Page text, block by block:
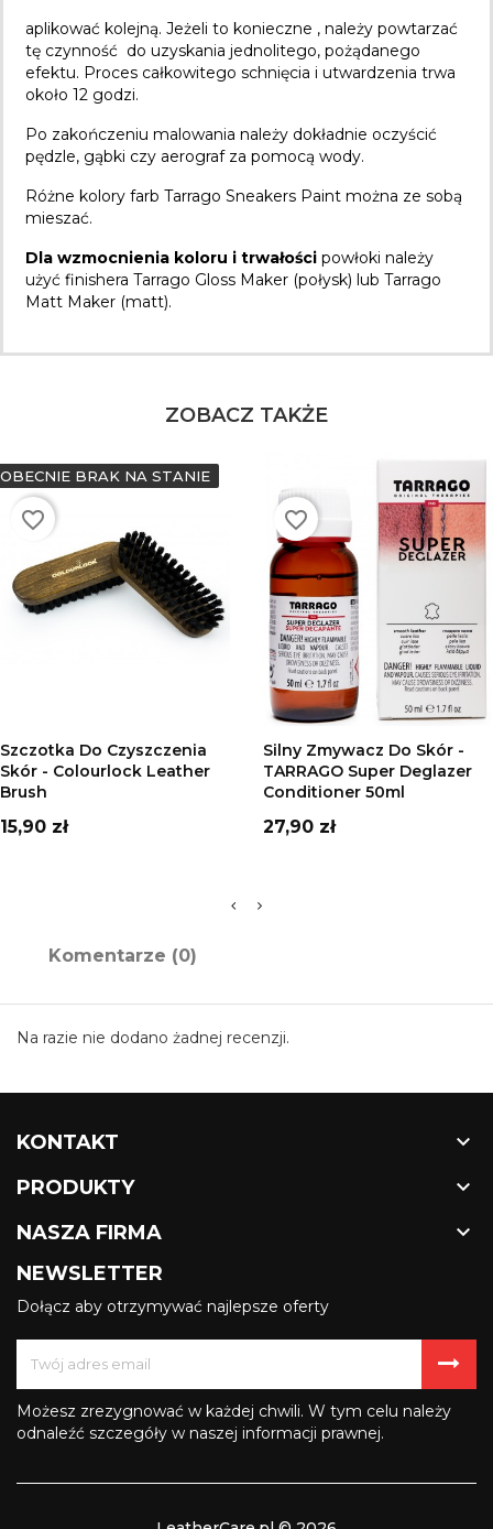
aplikować kolejną. Jeżeli to konieczne , należy powtarzać
tę czynność do uzyskania jednolitego, pożądanego
efektu. Proces całkowitego schnięcia i utwardzenia trwa
około 12 godzi.
Po zakończeniu malowania należy dokładnie oczyścić
pędzle, gąbki czy aerograf za pomocą wody.
Różne kolory farb Tarrago Sneakers Paint można ze sobą
mieszać.
Dla wzmocnienia koloru i trwałości powłoki należy
użyć finishera Tarrago Gloss Maker (połysk) lub Tarrago
Matt Maker (matt).
ZOBACZ TAKŻE
OBECNIE BRAK NA STANIE
Szczotka Do Czyszczenia
Skór - Colourlock Leather
Brush
Cena
15,90 zł
favorite_border
Silny Zmywacz Do Skór -
TARRAGO Super Deglazer
Conditioner 50ml
Cena
27,90 zł
favorite_border
Komentarze (0)
Na razie nie dodano żadnej recenzji.
KONTAKT 
PRODUKTY 
NASZA FIRMA 
NEWSLETTER
Dołącz aby otrzymywać najlepsze oferty
Możesz zrezygnować w każdej chwili. W tym celu należy
odnaleźć szczegóły w naszej informacji prawnej.